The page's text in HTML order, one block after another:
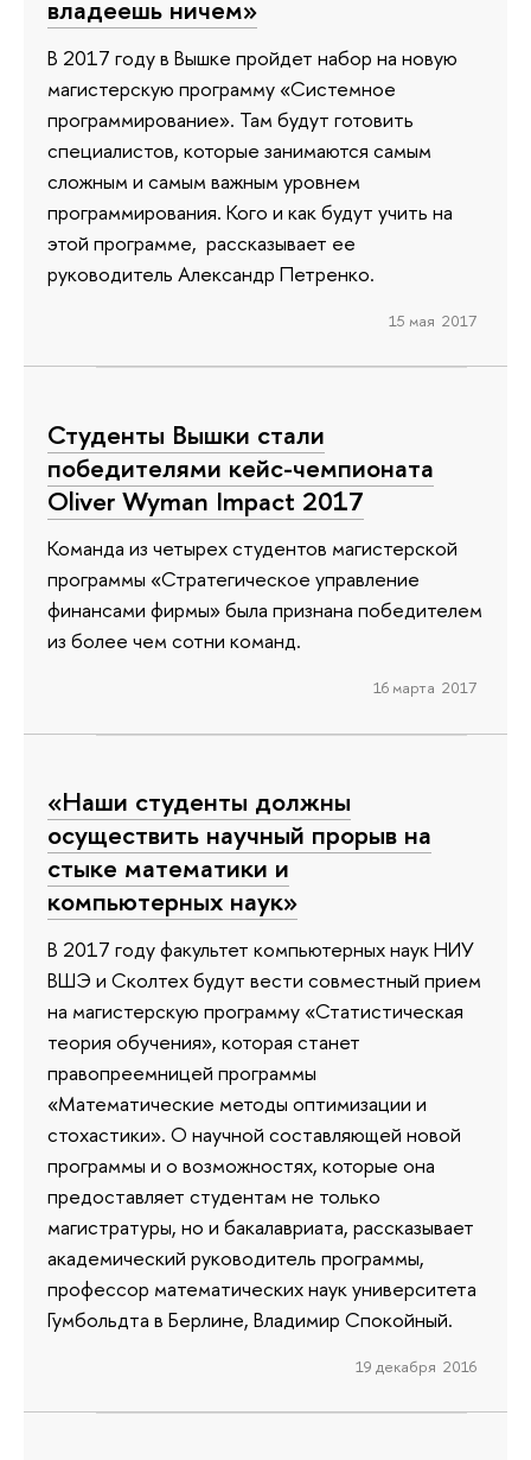
владеешь ничем»
В 2017 году в Вышке пройдет набор на новую
магистерскую программу «Системное
программирование». Там будут готовить
специалистов, которые занимаются самым
сложным и самым важным уровнем
программирования. Кого и как будут учить на
этой программе, рассказывает ее
руководитель Александр Петренко.
15 мая 2017
Студенты Вышки стали
победителями кейс-чемпионата
Oliver Wyman Impact 2017
Команда из четырех студентов магистерской
программы «Стратегическое управление
финансами фирмы» была признана победителем
из более чем сотни команд.
16 марта 2017
«Наши студенты должны
осуществить научный прорыв на
стыке математики и
компьютерных наук»
В 2017 году факультет компьютерных наук НИУ
ВШЭ и Сколтех будут вести совместный прием
на магистерскую программу «Статистическая
теория обучения», которая станет
правопреемницей программы
«Математические методы оптимизации и
стохастики». О научной составляющей новой
программы и о возможностях, которые она
предоставляет студентам не только
магистратуры, но и бакалавриата, рассказывает
академический руководитель программы,
профессор математических наук университета
Гумбольдта в Берлине, Владимир Спокойный.
19 декабря 2016